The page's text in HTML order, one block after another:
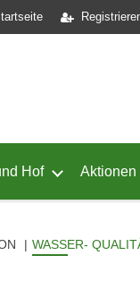
öffnenSchafe öffnen
Hof Untermenü
Aktionen
WASSER-